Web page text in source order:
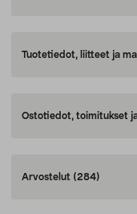
Tuotetiedot, liitteet ja
Ostotiedot, toimitukset
Arvostelut (284)